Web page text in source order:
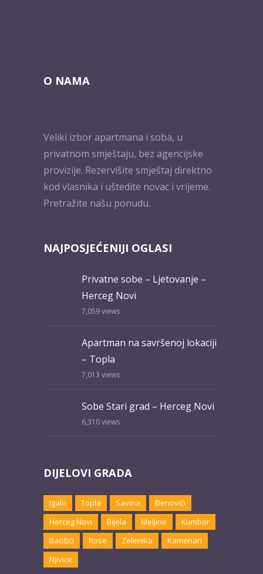
O NAMA
Veliki izbor apartmana i soba, u
privatnom smještaju, bez agencijske
provizije. Rezervišite smještaj direktno
kod vlasnika i uštedite novac i vrijeme.
Pretražite našu ponudu.
NAJPOSJEĆENIJI OGLASI
Privatne sobe – Ljetovanje –
Herceg Novi
7,059views
Apartman na savršenoj lokaciji
– Topla
7,013 views
Sobe Stari grad – Herceg Novi
6,310views
DIJELOVI GRADA
Igalo Topla Savina
Đenovići
Herceg Novi
Bijela Meljine
Kumbor
Baošići
Rose Zelenika
Kamenari
Njivice